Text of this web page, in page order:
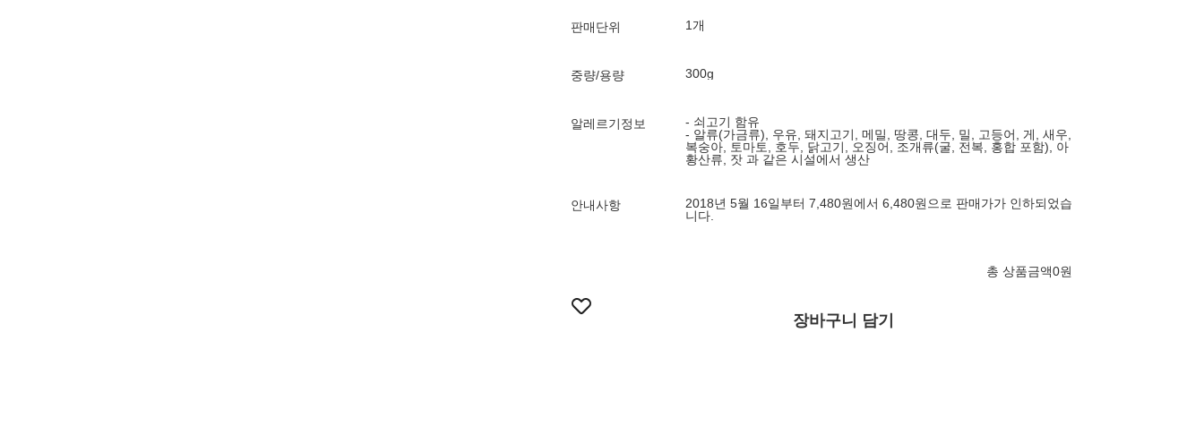
판매단위 1개
중량/용량 300g
알레르기정보
- 쇠고기 함유
- 알류(가금류), 우유, 돼지고기, 메밀, 땅콩, 대두, 밀, 고등어, 게, 새우,
복숭아, 토마토, 호두, 닭고기, 오징어, 조개류(굴, 전복, 홍합 포함), 아
황산류, 잣 과 같은 시설에서 생산
안내사항
2018년 5월 16일부터 7,480원에서 6,480원으로 판매가가 인하되었습
니다.
총 상품금액0원
장바구니 담기